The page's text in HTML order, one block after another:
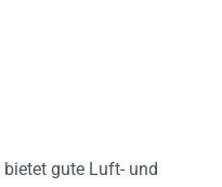
bietet gute Luft- und